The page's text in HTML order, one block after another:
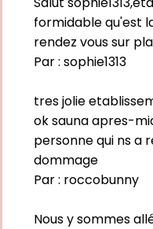
formidable qu'est
rendez vous sur
Par : sophie1313
tres jolie
ok sauna apres-
personne qui ns a
dommage
Par : roccobunny
Nous y sommes